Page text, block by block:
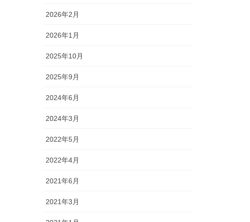
2026年2月
2026年1月
2025年10月
2025年9月
2024年6月
2024年3月
2022年5月
2022年4月
2021年6月
2021年3月